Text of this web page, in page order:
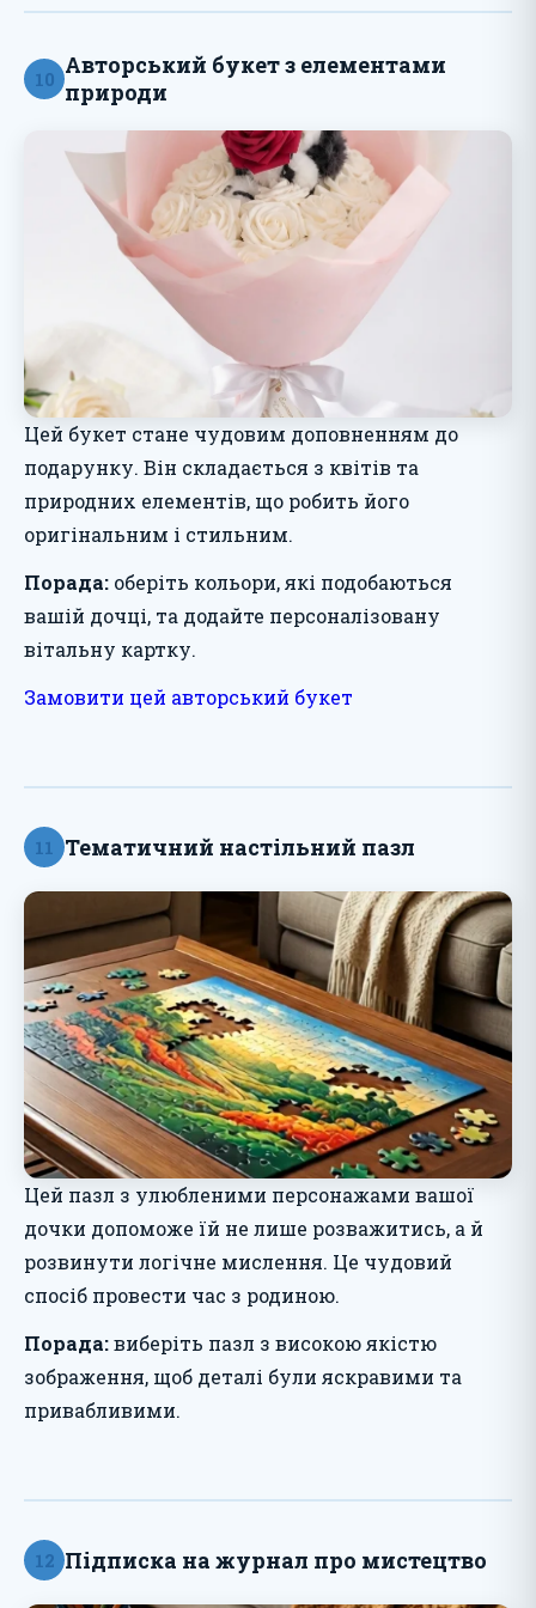
10 Авторський букет з елементами
природи
Цей букет стане чудовим доповненням до
подарунку. Він складається з квітів та
природних елементів, що робить його
оригінальним і стильним.
Порада: оберіть кольори, які подобаються
вашій дочці, та додайте персоналізовану
вітальну картку.
Замовити цей авторський букет
11 Тематичний настільний пазл
Цей пазл з улюбленими персонажами вашої
дочки допоможе їй не лише розважитись, а й
розвинути логічне мислення. Це чудовий
спосіб провести час з родиною.
Порада:виберіть пазл з високою якістю
зображення, щоб деталі були яскравими та
привабливими.
12 Підписка на журнал про мистецтво